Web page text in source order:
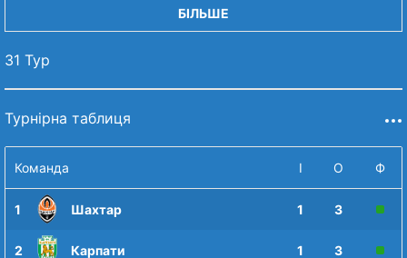
БІЛЬШЕ
31 Тур
Турнірна таблиця
Команда І О Ф
1 Шахтар 1 3
2 Карпати 1 3